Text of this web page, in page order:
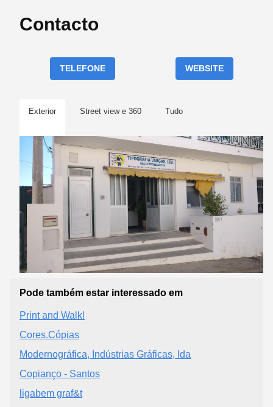
Contacto
TELEFONE WEBSITE
Exterior Street view e 360 Tudo
Pode também estar interessado em
Print and Walk!
Cores.Cópias
Modernográfica, Indústrias Gráficas, lda
Copianço - Santos
ligabem graf&t